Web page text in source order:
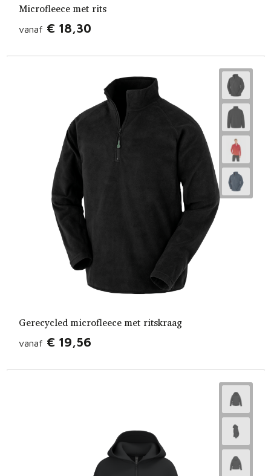
Microfleece met rits
vanaf € 18,30
Gerecycled microfleece met ritskraag
vanaf € 19,56